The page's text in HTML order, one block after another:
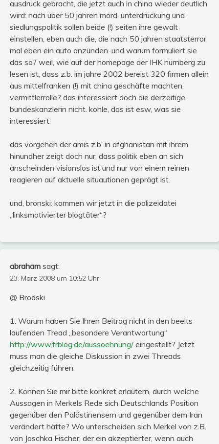
ausdruck gebracht, die jetzt auch in china wieder deutlich
wird: nach über 50 jahren mord, unterdrückung und
siedlungspolitik sollen beide (!) seiten ihre gewalt
einstellen, eben auch die, die nach 50 jahren staatsterror
mal eben ein auto anzünden. und warum formuliert sie
das so? weil, wie auf der homepage der IHK nürnberg zu
lesen ist, dass z.b. im jahre 2002 bereist 320 firmen allein
aus mittelfranken (!) mit china geschäfte machten.
vermittlerrolle? das interessiert doch die derzeitige
bundeskanzlerin nicht. kohle, das ist esw, was sie
interessiert.
das vorgehen der amis z.b. in afghanistan mit ihrem
hinundher zeigt doch nur, dass politik eben an sich
anscheinden visionslos ist und nur von einem reinen
reagieren auf aktuelle situautionen geprägt ist.
und, bronski: kommen wir jetzt in die polizeidatei
„linksmotivierter blogtäter“?
abraham sagt:
23. März 2008 um 10:52 Uhr
@ Brodski
1. Warum haben Sie Ihren Beitrag nicht in den beeits
laufenden Tread „besondere Verantwortung“
http://www.frblog.de/aussoehnung/ eingestellt? Jetzt
muss man die gleiche Diskussion in zwei Threads
gleichzeitig führen.
2. Können Sie mir bitte konkret erläutern, durch welche
Aussagen in Merkels Rede sich Deutschlands Position
gegenüber den Palästinensern und gegenüber dem Iran
verändert hätte? Wo unterscheiden sich Merkel von z.B.
von Joschka Fischer, der ein akzeptierter, wenn auch